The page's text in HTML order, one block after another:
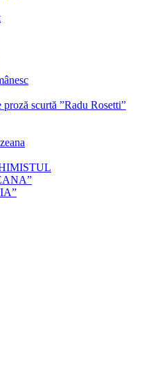
scurtă ”Radu Rosetti”